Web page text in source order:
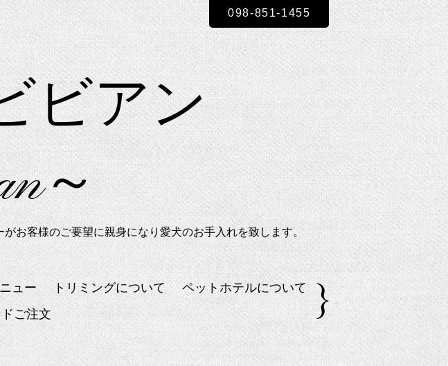
ビビアン
～
お客様のご要望に親身になり愛犬のお手入れを致します。
098-851-1455
ュー トリミングについて
ペットホテルについて
ご注文